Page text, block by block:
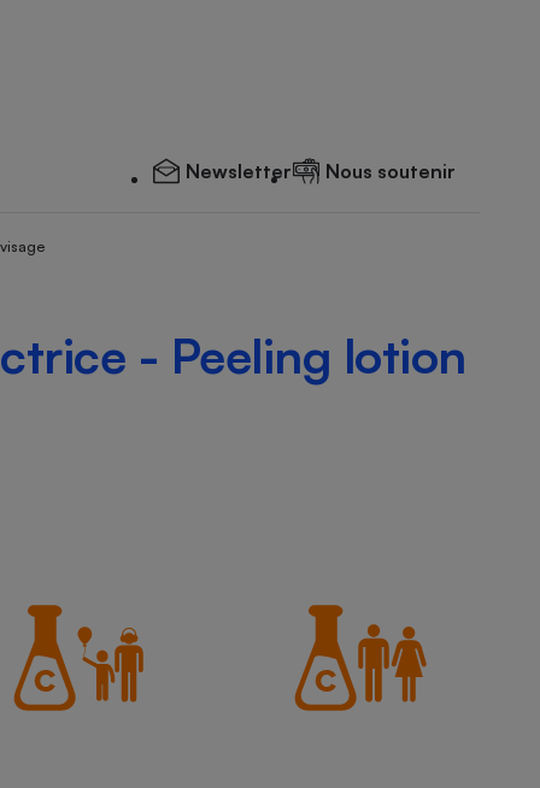
Newsletter Nous soutenir
- Peeling lotion